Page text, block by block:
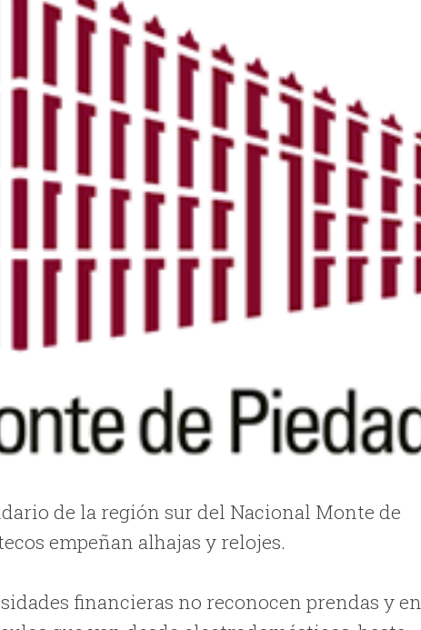
de la región sur del Nacional Monte de
empeñan alhajas y relojes.
financieras no reconocen prendas y